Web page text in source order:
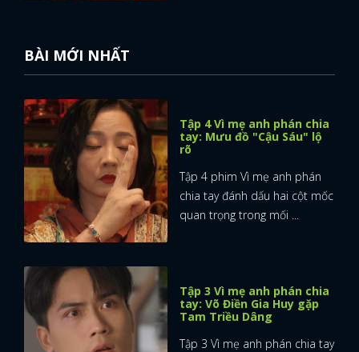
BÀI MỚI NHẤT
Tập 4 Vì mẹ anh phán chia
tay: Mưu đồ "Cậu Sáu" lộ
rõ
Tập 4 phim Vì mẹ anh phán
chia tay đánh dấu hai cột mốc
quan trọng trong mối ...
Tập 3 Vì mẹ anh phán chia
tay: Võ Điền Gia Huy gặp
Tam Triều Dâng
Tập 3 Vì mẹ anh phán chia tay